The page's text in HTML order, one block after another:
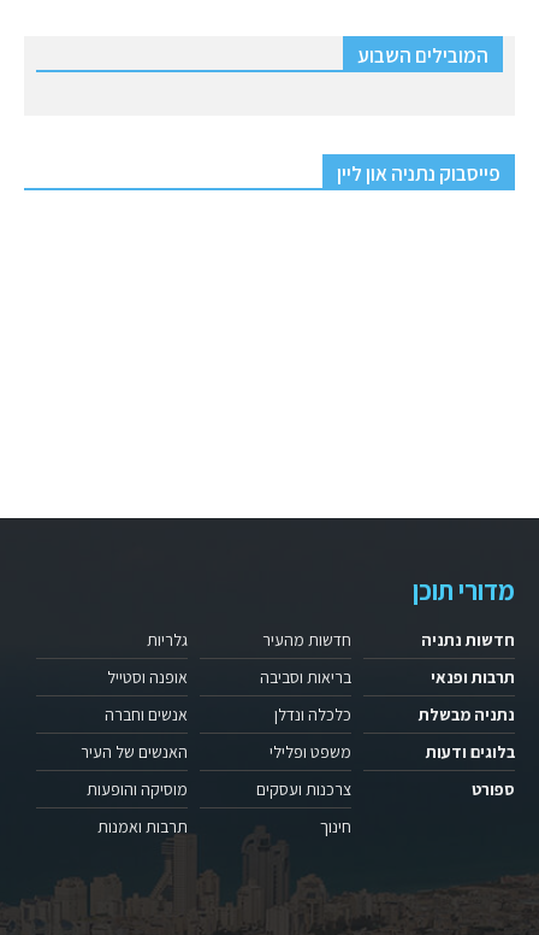
המובילים השבוע
פייסבוק נתניה און ליין
מדורי תוכן
חדשות נתניה
תרבות ופנאי
נתניה מבשלת
בלוגים ודעות
ספורט
חדשות מהעיר
בריאות וסביבה
כלכלה ונדלן
משפט ופלילי
צרכנות ועסקים
חינוך
גלריות
אופנה וסטייל
אנשים וחברה
האנשים של העיר
מוסיקה והופעות
תרבות ואמנות